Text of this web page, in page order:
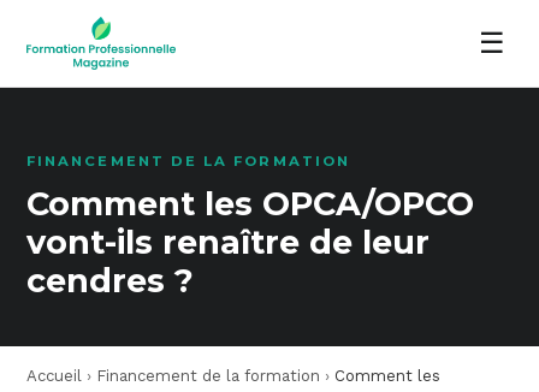
☰
FINANCEMENT DE LA FORMATION
Comment les OPCA/OPCO
vont-ils renaître de leur
cendres ?
Accueil › Financement de la formation › Comment les